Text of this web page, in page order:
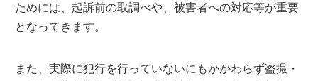
ためには、起訴前の取調べや、被害者への対応等が重要
となってきます。
また、実際に犯行を行っていないにもかかわらず盗撮・